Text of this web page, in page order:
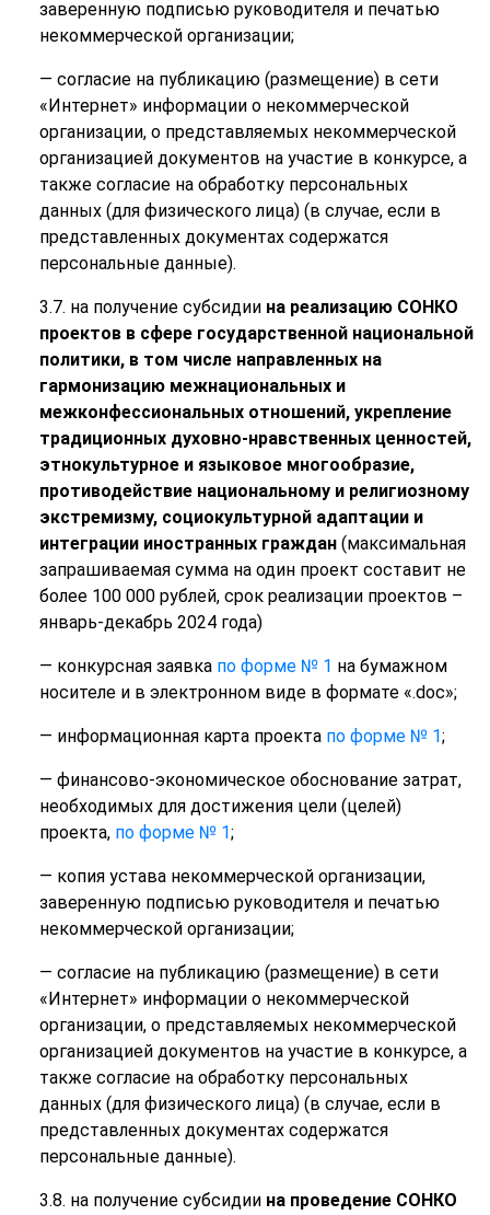
заверенную подписью руководителя и печатью
некоммерческой организации;
— согласие на публикацию (размещение) в сети
«Интернет» информации о некоммерческой
организации, о представляемых некоммерческой
организацией документов на участие в конкурсе, а
также согласие на обработку персональных
данных (для физического лица) (в случае, если в
представленных документах содержатся
персональные данные).
3.7. на получение субсидии на реализацию СОНКО
проектов в сфере государственной национальной
политики, в том числе направленных на
гармонизацию межнациональных и
межконфессиональных отношений, укрепление
традиционных духовно-нравственных ценностей,
этнокультурное и языковое многообразие,
противодействие национальному и религиозному
экстремизму, социокультурной адаптации и
интеграции иностранных граждан(максимальная
запрашиваемая сумма на один проект составит не
более 100 000 рублей, срок реализации проектов –
январь-декабрь 2024 года)
— конкурсная заявкапо форме № 1 на бумажном
носителе и в электронном виде в формате «.doc»;
— информационная карта проекта по форме № 1;
— финансово-экономическое обоснование затрат,
необходимых для достижения цели (целей)
проекта, по форме № 1;
— копия устава некоммерческой организации,
заверенную подписью руководителя и печатью
некоммерческой организации;
— согласие на публикацию (размещение) в сети
«Интернет» информации о некоммерческой
организации, о представляемых некоммерческой
организацией документов на участие в конкурсе, а
также согласие на обработку персональных
данных (для физического лица) (в случае, если в
представленных документах содержатся
персональные данные).
3.8. на получение субсидии на проведение СОНКО